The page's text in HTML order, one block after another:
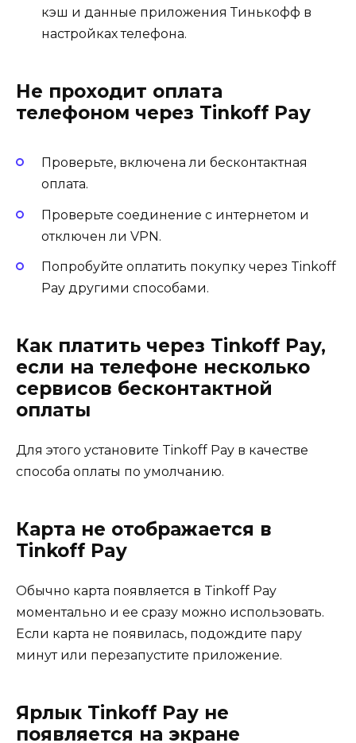
кэш и данные приложения Тинькофф в
настройках телефона.
Не проходит оплата
телефоном через Tinkoff Pay
Проверьте, включена ли бесконтактная
оплата.
Проверьте соединение с интернетом и
отключен ли VPN.
Попробуйте оплатить покупку через Tinkoff
Pay другими способами.
Как платить через Tinkoff Pay,
если на телефоне несколько
сервисов бесконтактной
оплаты
Для этого установите Tinkoff Pay в качестве
способа оплаты по умолчанию.
Карта не отображается в
Tinkoff Pay
Обычно карта появляется в Tinkoff Pay
моментально и ее сразу можно использовать.
Если карта не появилась, подождите пару
минут или перезапустите приложение.
Ярлык Tinkoff Pay не
появляется на экране